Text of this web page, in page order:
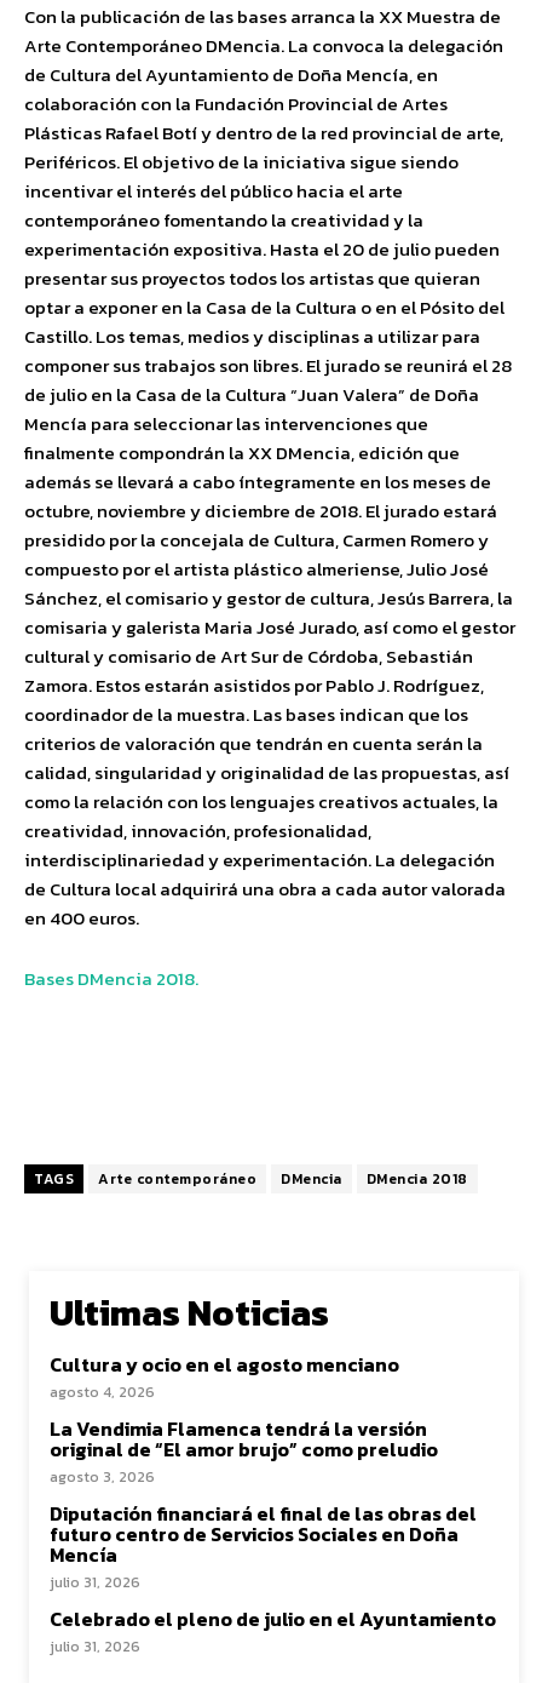
Con la publicación de las bases arranca la XX Muestra de
Arte Contemporáneo DMencia. La convoca la delegación
de Cultura del Ayuntamiento de Doña Mencía, en
colaboración con la Fundación Provincial de Artes
Plásticas Rafael Botí y dentro de la red provincial de arte,
Periféricos. El objetivo de la iniciativa sigue siendo
incentivar el interés del público hacia el arte
contemporáneo fomentando la creatividad y la
experimentación expositiva. Hasta el 20 de julio pueden
presentar sus proyectos todos los artistas que quieran
optar a exponer en la Casa de la Cultura o en el Pósito del
Castillo. Los temas, medios y disciplinas a utilizar para
componer sus trabajos son libres. El jurado se reunirá el 28
de julio en la Casa de la Cultura “Juan Valera” de Doña
Mencía para seleccionar las intervenciones que
finalmente compondrán la XX DMencia, edición que
además se llevará a cabo íntegramente en los meses de
octubre, noviembre y diciembre de 2018. El jurado estará
presidido por la concejala de Cultura, Carmen Romero y
compuesto por el artista plástico almeriense, Julio José
Sánchez, el comisario y gestor de cultura, Jesús Barrera, la
comisaria y galerista Maria José Jurado, así como el gestor
cultural y comisario de Art Sur de Córdoba, Sebastián
Zamora. Estos estarán asistidos por Pablo J. Rodríguez,
coordinador de la muestra. Las bases indican que los
criterios de valoración que tendrán en cuenta serán la
calidad, singularidad y originalidad de las propuestas, así
como la relación con los lenguajes creativos actuales, la
creatividad, innovación, profesionalidad,
interdisciplinariedad y experimentación. La delegación
de Cultura local adquirirá una obra a cada autor valorada
en 400 euros.
Bases DMencia 2018.
TAGS Arte contemporáneo DMencia DMencia 2018
Ultimas Noticias
Cultura y ocio en el agosto menciano
agosto 4, 2026
La Vendimia Flamenca tendrá la versión
original de “El amor brujo” como preludio
agosto 3, 2026
Diputación financiará el final de las obras del
futuro centro de Servicios Sociales en Doña
Mencía
julio 31, 2026
Celebrado el pleno de julio en el Ayuntamiento
julio 31, 2026